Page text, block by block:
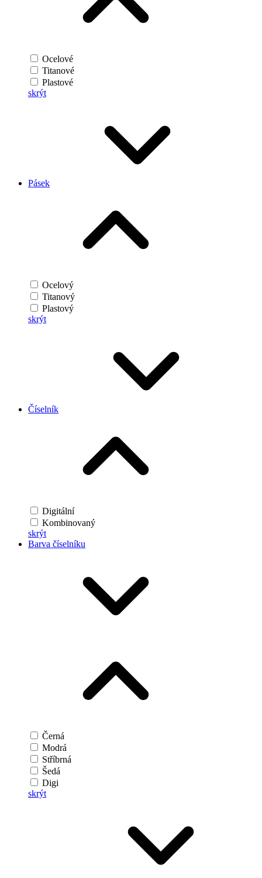
Ocelové
Titanové
Plastové
skrýt
Pásek
Ocelový
Titanový
Plastový
skrýt
Číselník
Digitální
Kombinovaný
skrýt
Barva číselníku
Černá
Modrá
Stříbrná
Šedá
Digi
skrýt